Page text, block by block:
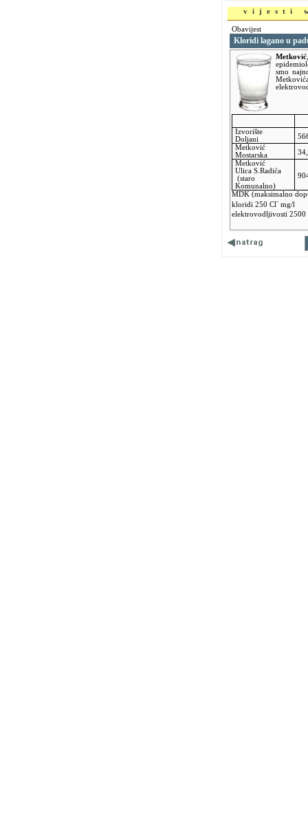
vijesti
Obavijest
Kloridi lagano u
Metković
smo
Izvorište
Doljani
Metković
Mostarska
Metković
Ulica S.Radića
(staro
Komunalno)
MDK (maksimalno
kloridi 250 Cl - mg/l
elektrovodljivosti 2500